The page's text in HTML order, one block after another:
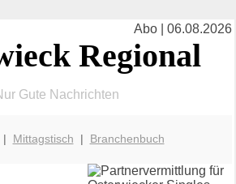
Abo | 06.08.2026
Regional
Gute Nachrichten
| Mittagstisch | Branchenbuch